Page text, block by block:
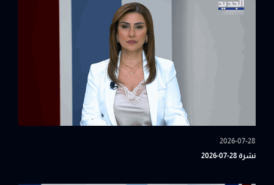
2026-07-28
نشرة 28-07-2026